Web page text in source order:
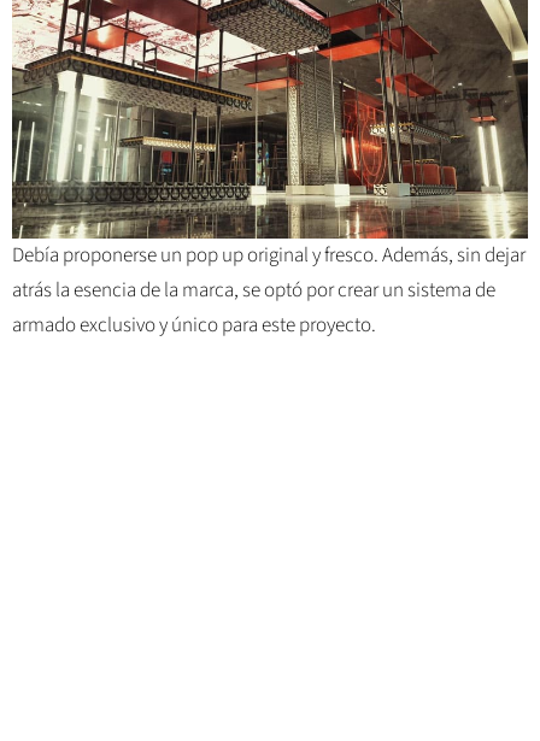
Debía proponerse un pop up original y fresco. Además, sin dejar
atrás la esencia de la marca, se optó por crear un sistema de
armado exclusivo y único para este proyecto.